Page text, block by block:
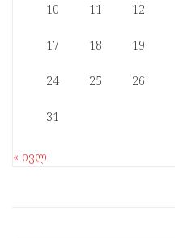
10 11 12
17 18 19
24 25 26
31
« ივლ